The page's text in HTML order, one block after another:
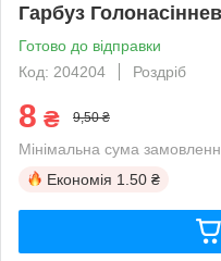
Гарбуз
Готово до відправки
Код: 204204
Роздріб
8 ₴ 9,50 ₴
Мінімальна сума
Економія 1.50 ₴